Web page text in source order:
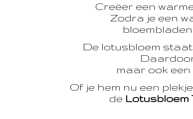
Creëer een
Zodra je een
De lotusbloem
maar ook
Of je hem nu een
de